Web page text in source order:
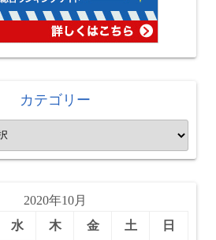
カテゴリー
2020年10月
水 木 金 土 日